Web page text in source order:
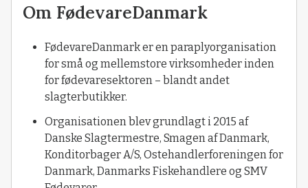
Om FødevareDanmark
FødevareDanmark er en paraplyorganisation
for små og mellemstore virksomheder inden
for fødevaresektoren – blandt andet
slagterbutikker.
Organisationen blev grundlagt i 2015 af
Danske Slagtermestre, Smagen af Danmark,
Konditorbager A/S, Ostehandlerforeningen for
Danmark, Danmarks Fiskehandlere og SMV